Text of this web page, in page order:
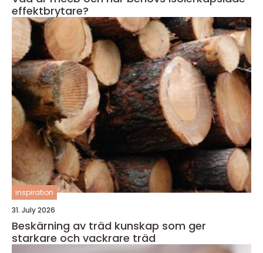
effektbrytare?
inspiration
31. July 2026
Beskärning av träd kunskap som ger
starkare och vackrare träd